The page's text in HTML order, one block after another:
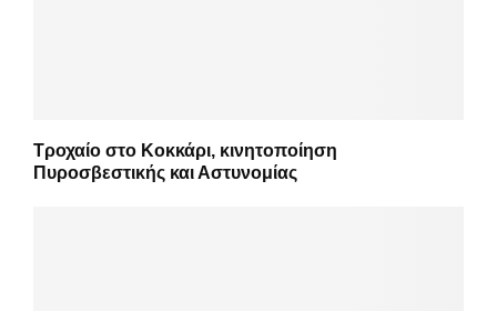
Τροχαίο στο Κοκκάρι, κινητοποίηση
Πυροσβεστικής και Αστυνομίας